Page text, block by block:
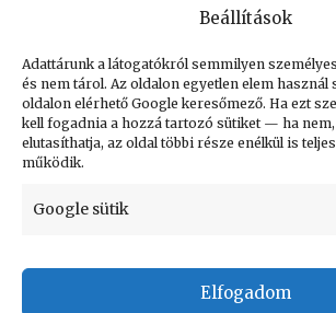
Beállítások
Adattárunk a látogatókról semmilyen
és nem tárol. Az oldalon egyetlen elem használ
oldalon elérhető Google keresőmező. Ha ezt
kell fogadnia a hozzá tartozó sütiket — ha
elutasíthatja, az oldal többi része enélkül is
működik.
Google sütik
Elfogadom
Létrehozva (post_date): 2022.01.08.
Utolsó módosítás (post_modified):
16:27
Impresszum